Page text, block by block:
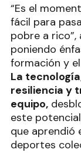
“Es el
fácil para
pobre a rico”,
poniendo
formación y
La
resiliencia y
equipo,
este
que aprendió
deportes